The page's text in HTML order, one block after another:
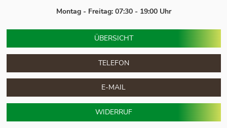
Montag - Freitag: 07:30 - 19:00 Uhr
ÜBERSICHT
TELEFON
E-MAIL
WIDERRUF